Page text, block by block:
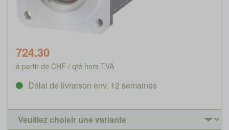
724.30
à partir de CHF / qté hors TVA
Délai de livraison env. 12 semaines